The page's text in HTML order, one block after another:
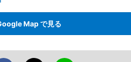
Map で見る